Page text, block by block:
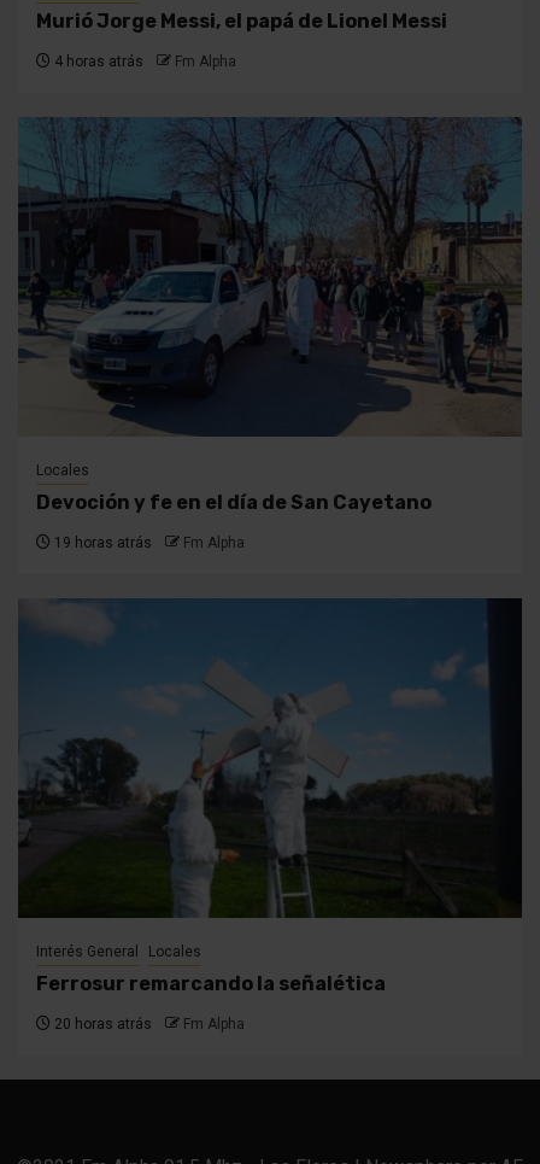
Murió Jorge Messi, el papá de Lionel Messi
4 horas atrás Fm Alpha
Locales
Devoción y fe en el día de San Cayetano
19 horas atrás Fm Alpha
Interés General Locales
Ferrosur remarcando la señalética
20 horas atrás Fm Alpha